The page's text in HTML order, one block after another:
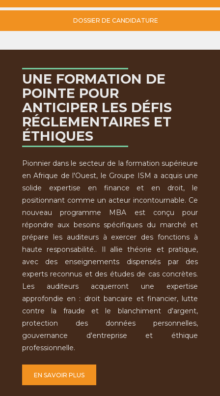
DOSSIER DE CANDIDATURE
UNE FORMATION DE
POINTE POUR
ANTICIPER LES DÉFIS
RÉGLEMENTAIRES ET
ÉTHIQUES
Pionnier dans le secteur de la formation supérieure
en Afrique de l'Ouest, le Groupe ISM a acquis une
solide expertise en finance et en droit, le
positionnant comme un acteur incontournable. Ce
nouveau programme MBA est conçu pour
répondre aux besoins spécifiques du marché et
prépare les auditeurs à exercer des fonctions à
haute responsabilité.. Il allie théorie et pratique,
avec des enseignements dispensés par des
experts reconnus et des études de cas concrètes.
Les auditeurs acquerront une expertise
approfondie en : droit bancaire et financier, lutte
contre la fraude et le blanchiment d'argent,
protection des données personnelles,
gouvernance d'entreprise et éthique
professionnelle.
EN SAVOIR PLUS